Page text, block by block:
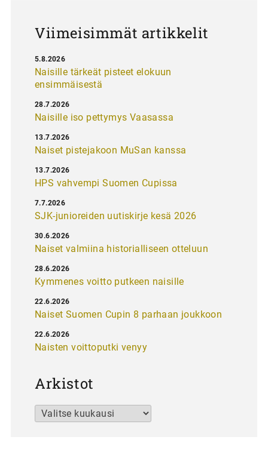
Viimeisimmät artikkelit
Naisille tärkeät pisteet elokuun
ensimmäisestä
5.8.2026
Naisille iso pettymys Vaasassa
28.7.2026
Naiset pistejakoon MuSan kanssa
13.7.2026
HPS vahvempi Suomen Cupissa
13.7.2026
SJK-junioreiden uutiskirje kesä 2026
7.7.2026
Naiset valmiina historialliseen otteluun
30.6.2026
Kymmenes voitto putkeen naisille
28.6.2026
Naiset Suomen Cupin 8 parhaan joukkoon
22.6.2026
Naisten voittoputki venyy
22.6.2026
Arkistot
Arkistot